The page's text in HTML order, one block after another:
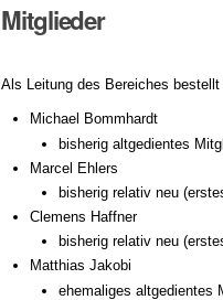
Mitglieder
Als Leitung des Bereiches
Michael Bommhardt
bisherig altgedientes
Marcel Ehlers
bisherig relativ neu
Clemens Haffner
bisherig relativ neu
Matthias Jakobi
ehemaliges altgedientes